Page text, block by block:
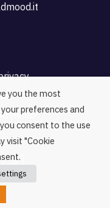
mood
you the most
preferences and
consent to the use
visit "Cookie